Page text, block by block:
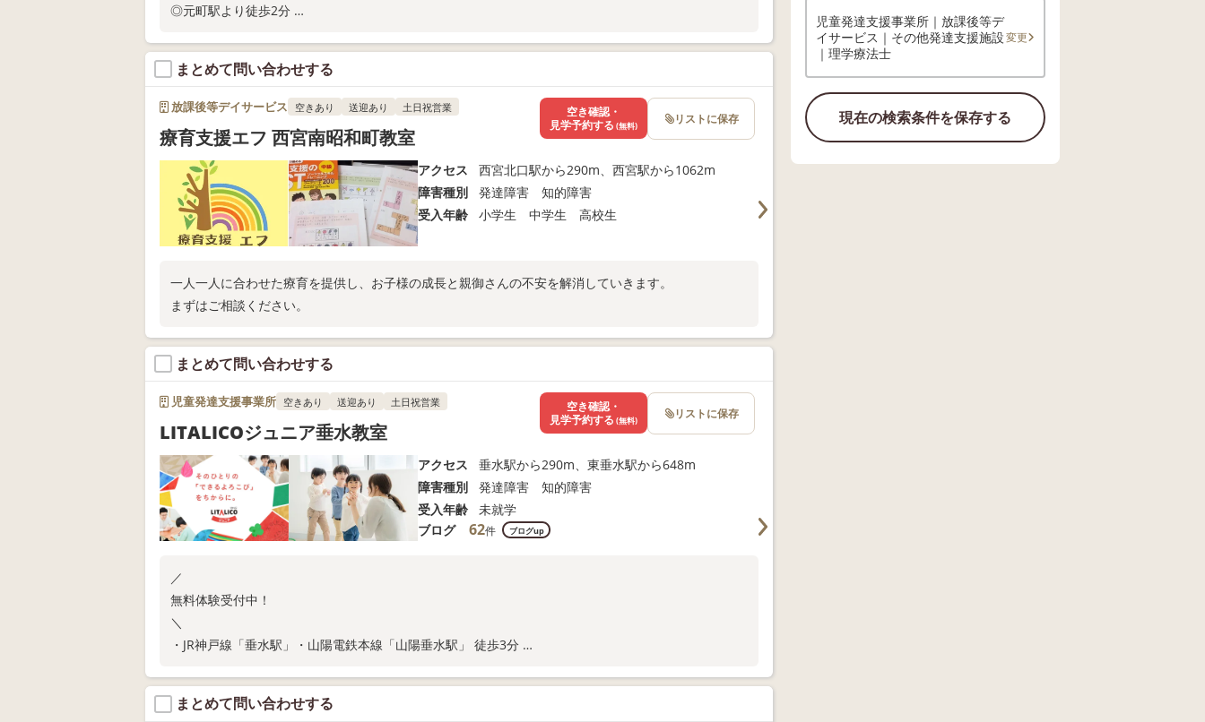
◎元町駅より徒歩2分
お電話またはWEB問い合わせにてお問い合わせください。
まとめて問い合わせする
放課後等デイサービス 空きあり 送迎あり 土日祝営業
療育支援エフ 西宮南昭和町教室
アクセス
西宮北口駅から290m、西宮駅から1062m
障害種別
発達障害 知的障害
受入年齢
小学生 中学生 高校生
一人一人に合わせた療育を提供し、お子様の成長と親御さんの不安を解消していきます。
まずはご相談ください。
空き確認・
見学予約する (無料) リストに保存
まとめて問い合わせする
児童発達支援事業所 空きあり 送迎あり 土日祝営業
LITALICOジュニア垂水教室
アクセス
垂水駅から290m、東垂水駅から648m
障害種別
発達障害 知的障害
受入年齢
未就学
ブログ
62件 ブログup
／
無料体験受付中！
＼
・JR神戸線「垂水駅」・山陽電鉄本線「山陽垂水駅」 徒歩3分
・保育所等訪問支援
お子さまの「できた」「楽しい」を大切に、専門的な発達支援のアプローチで成長をサポート
空き確認・
見学予約する (無料) リストに保存
まとめて問い合わせする
児童発達支援事業所｜放課後等デ
イサービス｜その他発達支援施設
｜理学療法士
変更
現在の検索条件を保存する